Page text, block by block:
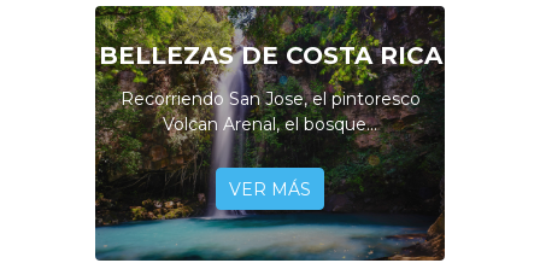
BELLEZAS DE COSTA RICA
Recorriendo San Jose, el pintoresco
Volcan Arenal, el bosque...
VER MÁS